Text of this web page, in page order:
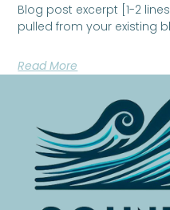
Blog post excerpt [1-2
pulled from your existing
Read More